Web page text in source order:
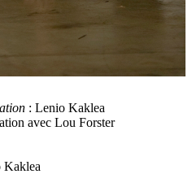
: Lenio Kaklea
avec Lou Forster
Kaklea